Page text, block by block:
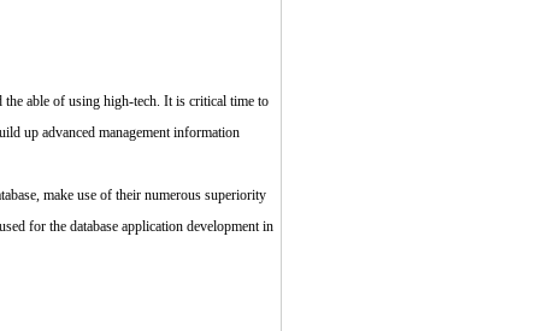
the able of using high-tech. It is critical time to
up advanced management information
make use of their numerous superiority
for the database application development in